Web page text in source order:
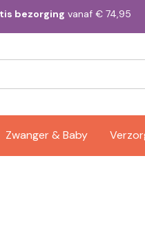
bezorging vanaf € 74,95
Zwanger & Baby